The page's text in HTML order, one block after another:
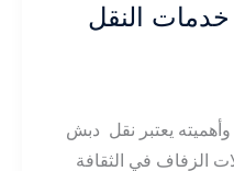
النقل
يعتبر نقل دبش
الزفاف في الثقافة